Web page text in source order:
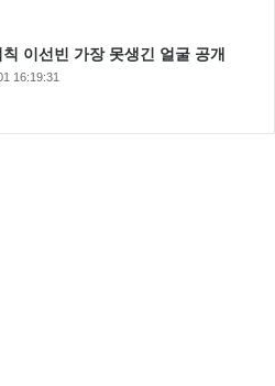
이선빈 가장 못생긴 얼굴 공개
16:19:31